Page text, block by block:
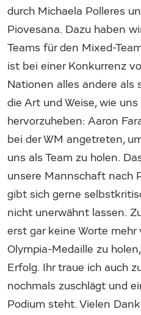
durch Michaela Polleres
Piovesana. Dazu haben
Teams für den Mixed-
ist bei einer Konkurrenz
Nationen alles andere als
die Art und Weise, wie
hervorzuheben: Aaron
bei der WM angetreten,
uns als Team zu holen.
unsere Mannschaft nach
gibt sich gerne
nicht unerwähnt lassen.
erst gar keine Worte
Olympia-Medaille zu
Erfolg. Ihr traue ich auch
nochmals zuschlägt und
Podium steht. Vielen